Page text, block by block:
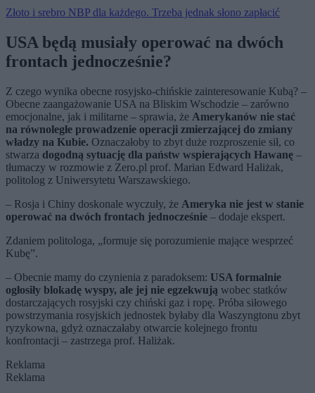
Złoto i srebro NBP dla każdego. Trzeba jednak słono zapłacić
USA będą musiały operować na dwóch
frontach jednocześnie?
Z czego wynika obecne rosyjsko-chińskie zainteresowanie Kubą? –
Obecne zaangażowanie USA na Bliskim Wschodzie – zarówno
emocjonalne, jak i militarne – sprawia, że Amerykanów nie stać
na równoległe prowadzenie operacji zmierzającej do zmiany
władzy na Kubie. Oznaczałoby to zbyt duże rozproszenie sił, co
stwarza dogodną sytuację dla państw wspierających Hawanę –
tłumaczy w rozmowie z Zero.pl prof. Marian Edward Haliżak,
politolog z Uniwersytetu Warszawskiego.
– Rosja i Chiny doskonale wyczuły, że Ameryka nie jest w stanie
operować na dwóch frontach jednocześnie – dodaje ekspert.
Zdaniem politologa, „formuje się porozumienie mające wesprzeć
Kubę”.
– Obecnie mamy do czynienia z paradoksem: USA formalnie
ogłosiły blokadę wyspy, ale jej nie egzekwują wobec statków
dostarczających rosyjski czy chiński gaz i ropę. Próba siłowego
powstrzymania rosyjskich jednostek byłaby dla Waszyngtonu zbyt
ryzykowna, gdyż oznaczałaby otwarcie kolejnego frontu
konfrontacji – zastrzega prof. Haliżak.
Reklama
Reklama